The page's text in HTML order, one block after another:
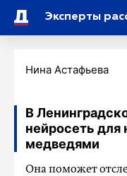
Нина Астафьева
В
нейросеть
медведями
Она поможет